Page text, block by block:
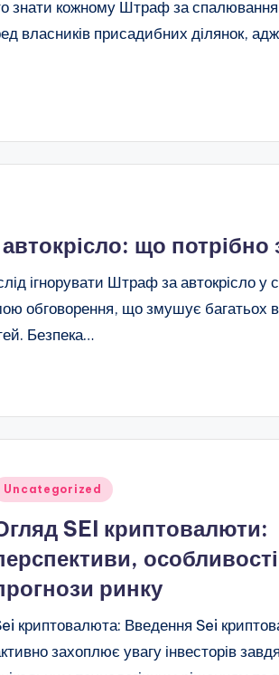
знати кожному Штраф за
власників присадибних ділянок,
що потрібно
ігнорувати Штраф за автокрісло у
обговорення, що змушує багатьох
Безпека…
Uncategorized
SEI криптовалюти:
ринку
криптовалюта: Введення Sei
захоплює увагу інвесторів